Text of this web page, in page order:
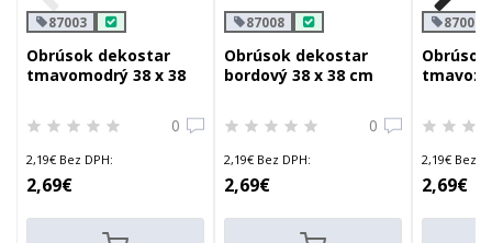
87003
Obrúsok dekostar
tmavomodrý 38 x 38
0
2,19€ Bez DPH:
2,69€
87008
Obrúsok dekostar
bordový 38 x 38 cm
0
2,19€ Bez DPH:
2,69€
87006
2,19€ Bez
2,69€